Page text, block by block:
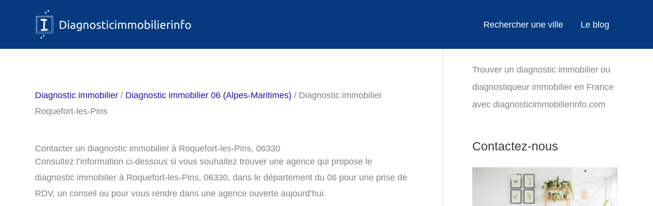
Rechercher une ville Le blog
Diagnostic immobilier / Diagnostic immobilier 06 (Alpes-Maritimes) / Diagnostic immobilier
Roquefort-les-Pins
Contacter un diagnostic immobilier à Roquefort-les-Pins, 06330
Consultez l’information ci-dessous si vous souhaitez trouver une agence qui propose le
diagnostic immobilier à Roquefort-les-Pins, 06330, dans le département du 06 pour une prise de
RDV, un conseil ou pour vous rendre dans une agence ouverte aujourd’hui.
Trouver un diagnostic immobilier ou
diagnostiqueur immobilier en France
avec diagnosticimmobilierinfo.com
Contactez-nous